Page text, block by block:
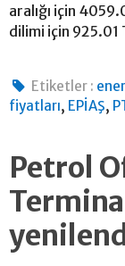
aralığı için
dilimi için 925.01
Etiketler :
fiyatları, EPİAŞ,
Petrol